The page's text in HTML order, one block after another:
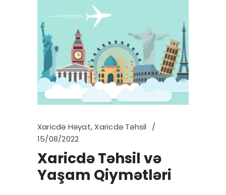
Xaricdə Həyat, Xaricdə Təhsil
15/08/2022
Xaricdə Təhsil və
Yaşam Qiymətləri